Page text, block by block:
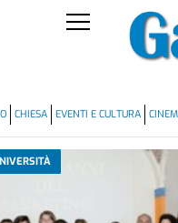
CHIESA EVENTI E CULTURA